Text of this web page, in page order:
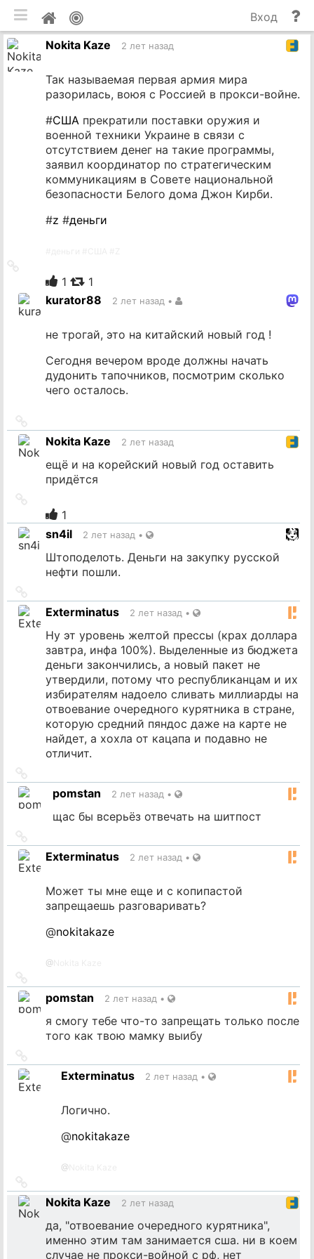
Мой
профиль
и
Вход
Nokita Kaze
2 лет назад
Так называемая первая армия мира
разорилась, воюя с Россией в прокси-войне.
#США прекратили поставки оружия и
военной техники Украине в связи с
отсутствием денег на такие программы,
заявил координатор по стратегическим
коммуникациям в Совете национальной
безопасности Белого дома Джон Кирби.
#z #деньги
источник
1
1
kurator88
2 лет назад •
не трогай, это на китайский новый год !
Сегодня вечером вроде должны начать
дудонить тапочников, посмотрим сколько
чего осталось.
на
источник
Nokita Kaze 2 лет назад
ещё и на корейский новый год оставить
придётся
источник
1
sn4il
2 лет назад •
Штоподелоть. Деньги на закупку русской
нефти пошли.
на
источник
Exterminatus 2 лет назад •
Ну эт уровень желтой прессы (крах доллара
завтра, инфа 100%). Выделенные из бюджета
деньги закончились, а новый пакет не
утвердили, потому что республиканцам и их
избирателям надоело сливать миллиарды на
отвоевание очередного курятника в стране,
которую средний пяндос даже на карте не
найдет, а хохла от кацапа и подавно не
отличит.
на
источникpomstan 2 лет назад •
щас бы всерьёз отвечать на шитпост
на
источник
Exterminatus 2 лет назад •
Может ты мне еще и с копипастой
запрещаешь разговаривать?
@nokitakaze
@
на
источник
pomstan 2 лет назад •
я смогу тебе что-то запрещать только после
того как твою мамку выибу
на
источникExterminatus 2 лет назад •
Логично.
@nokitakaze
@
на
источник
Nokita Kaze 2 лет назад
да, "отвоевание очередного курятника",
именно этим там занимается сша. ни в коем
случае не прокси-войной с рф, нет
мобильная версия